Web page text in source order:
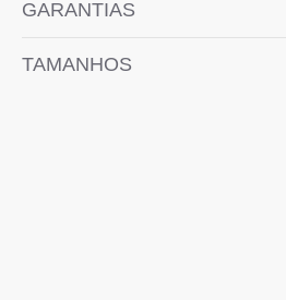
GARANTIAS
TAMANHOS